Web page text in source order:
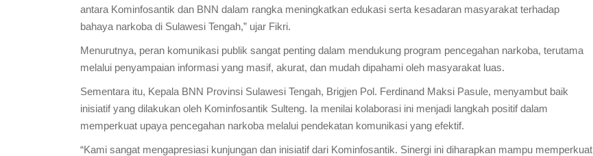
antara Kominfosantik dan BNN dalam rangka meningkatkan edukasi serta kesadaran masyarakat terhadap
bahaya narkoba di Sulawesi Tengah,” ujar Fikri.
Menurutnya, peran komunikasi publik sangat penting dalam mendukung program pencegahan narkoba, terutama
melalui penyampaian informasi yang masif, akurat, dan mudah dipahami oleh masyarakat luas.
Sementara itu, Kepala BNN Provinsi Sulawesi Tengah, Brigjen Pol. Ferdinand Maksi Pasule, menyambut baik
inisiatif yang dilakukan oleh Kominfosantik Sulteng. Ia menilai kolaborasi ini menjadi langkah positif dalam
memperkuat upaya pencegahan narkoba melalui pendekatan komunikasi yang efektif.
“Kami sangat mengapresiasi kunjungan dan inisiatif dari Kominfosantik. Sinergi ini diharapkan mampu memperkuat